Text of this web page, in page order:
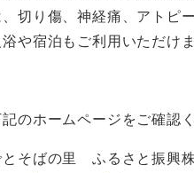
切り傷、神経痛、アトピ
浴や宿泊もご利用いただけ
のホームページをご確認く
とそばの里 ふるさと振